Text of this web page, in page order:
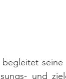
begleitet
und